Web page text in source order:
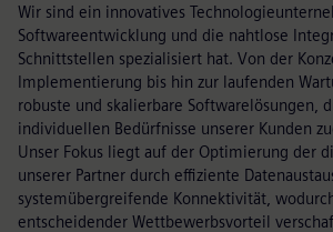
Wir sind ein innovatives
Softwareentwicklung und die nahtlose
Schnittstellen spezialisiert hat. Von der
Implementierung bis hin zur laufenden
robuste und skalierbare Softwarelösungen,
individuellen Bedürfnisse unserer Kunden
Unser Fokus liegt auf der Optimierung der
unserer Partner durch effiziente
systemübergreifende Konnektivität,
entscheidender Wettbewerbsvorteil